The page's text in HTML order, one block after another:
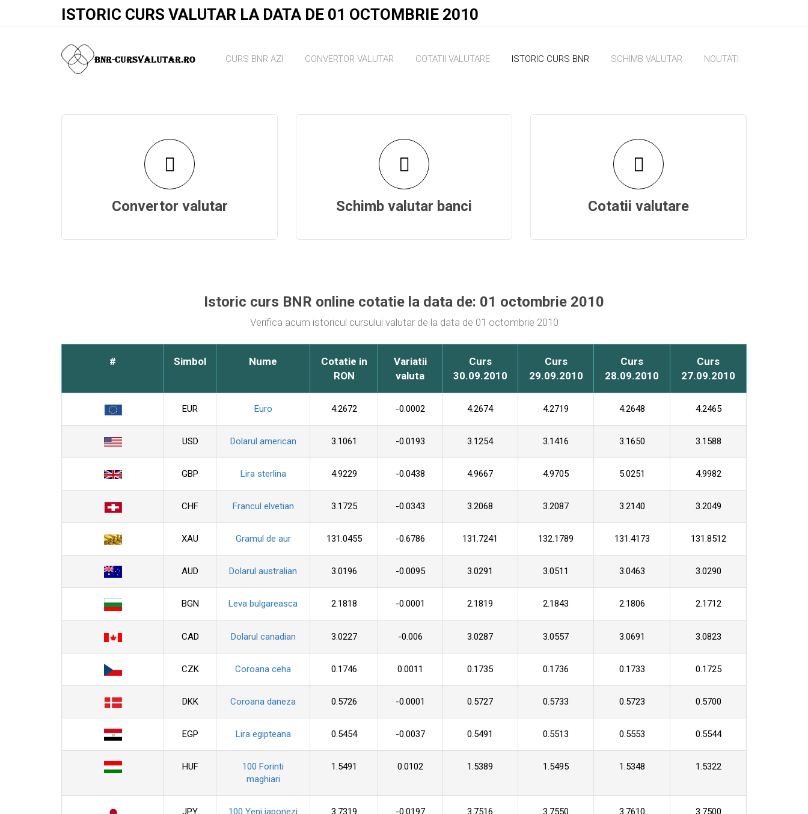
ISTORIC CURS VALUTAR LA DATA DE 01 OCTOMBRIE 2010
CURS BNR AZI CONVERTOR VALUTAR COTATII VALUTARE ISTORIC CURS BNR SCHIMB VALUTAR NOUTATI
Convertor valutar Schimb valutar banci Cotatii valutare
Istoric curs BNR online cotatie la data de: 01 octombrie 2010
Verifica acum istoricul cursului valutar de la data de 01 octombrie 2010
# Simbol Nume
Cotatie in
RON
Variatii
valuta
Curs
30.09.2010
Curs
29.09.2010
Curs
28.09.2010
Curs
27.09.2010
EUR Euro 4.2672 -0.0002 4.2674 4.2719 4.2648 4.2465
USD Dolarul american 3.1061 -0.0193 3.1254 3.1416 3.1650 3.1588
GBP Lira sterlina 4.9229 -0.0438 4.9667 4.9705 5.0251 4.9982
CHF Francul elvetian 3.1725 -0.0343 3.2068 3.2087 3.2140 3.2049
XAU Gramul de aur 131.0455 -0.6786 131.7241 132.1789 131.4173 131.8512
AUD Dolarul australian 3.0196 -0.0095 3.0291 3.0511 3.0463 3.0290
BGN Leva bulgareasca 2.1818 -0.0001 2.1819 2.1843 2.1806 2.1712
CAD Dolarul canadian 3.0227 -0.006 3.0287 3.0557 3.0691 3.0823
CZK Coroana ceha 0.1746 0.0011 0.1735 0.1736 0.1733 0.1725
DKK Coroana daneza 0.5726 -0.0001 0.5727 0.5733 0.5723 0.5700
EGP Lira egipteana 0.5454 -0.0037 0.5491 0.5513 0.5553 0.5544
HUF
100 Forinti
maghiari
1.5491 0.0102 1.5389 1.5495 1.5348 1.5322
JPY 100 Yeni japonezi 3.7319 -0.0197 3.7516 3.7550 3.7610 3.7500